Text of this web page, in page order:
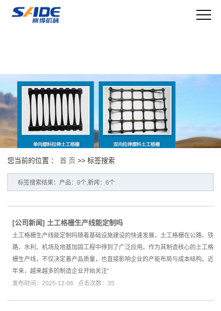
您当前的位置 ： 首 页 >> 标签搜索
标签搜索结果：产品：0个,新闻：6个
[公司新闻] 土工格栅生产线能定制吗
土工格栅生产线能定制吗随着基础设施建设的快速发展，土工格栅在公路、铁
路、水利、机场及地基加固工程中得到了广泛应用。作为其制造核心的土工格
栅生产线，不仅决定着产品质量，也直接影响企业的产能布局与成本结构。近
年来，越来越多的制造企业开始关注“
发布时间：2025-12-06 点击次数：35